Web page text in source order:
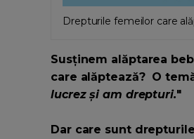
Drepturile femeilor care
Susținem alăptarea
care alăptează? O
lucrez și am drepturi."
Dar care sunt